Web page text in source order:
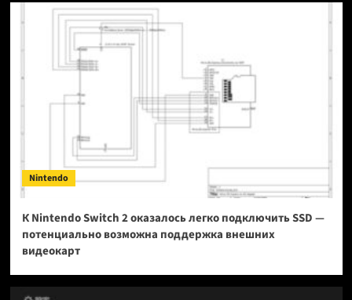
Nintendo
К Nintendo Switch 2 оказалось легко подключить SSD —
потенциально возможна поддержка внешних
видеокарт